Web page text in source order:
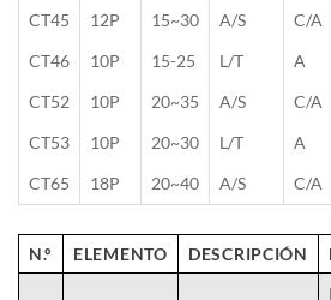
CT45
12P 15~30 A/S C/A
CT46
10P 15-25 L/T A
CT52
10P 20~35 A/S C/A
CT53
10P 20~30 L/T A
CT65
18P 20~40 A/S C/A
N.º ELEMENTO DESCRIPCIÓN